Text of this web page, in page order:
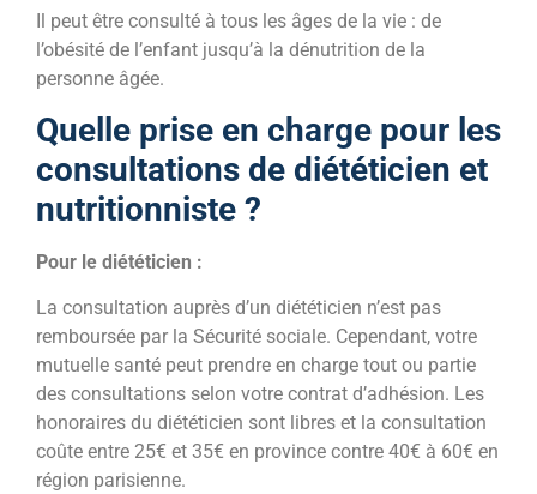
Il peut être consulté à tous les âges de la vie : de
l’obésité de l’enfant jusqu’à la dénutrition de la
personne âgée.
Quelle prise en charge pour les
consultations de diététicien et
nutritionniste ?
Pour le diététicien :
La consultation auprès d’un diététicien n’est pas
remboursée par la Sécurité sociale. Cependant, votre
mutuelle santé peut prendre en charge tout ou partie
des consultations selon votre contrat d’adhésion. Les
honoraires du diététicien sont libres et la consultation
coûte entre 25€ et 35€ en province contre 40€ à 60€ en
région parisienne.